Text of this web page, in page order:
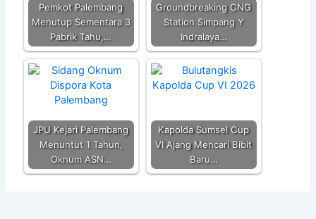
Pemkot Palembang
Menutup Sementara 3
Pabrik Tahu,…
Groundbreaking CNG
Station Simpang Y
Indralaya…
JPU Kejari Palembang
Menuntut 1 Tahun,
Oknum ASN…
Kapolda Sumsel Cup
VI Ajang Mencari Bibit
Baru…